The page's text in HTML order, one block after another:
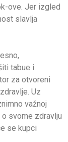
ove. Jer izgled
slavlja
tabue i
za otvoreni
Uz
važnoj
svome zdravlju
se kupci